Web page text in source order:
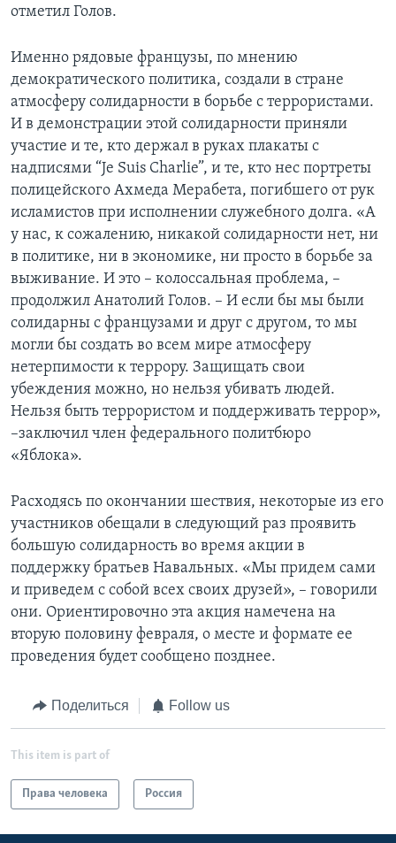
отметил Голов.
Именно рядовые французы, по мнению
демократического политика, создали в стране
атмосферу солидарности в борьбе с террористами.
И в демонстрации этой солидарности приняли
участие и те, кто держал в руках плакаты с
надписями “Je Suis Charlie”, и те, кто нес портреты
полицейского Ахмеда Мерабета, погибшего от рук
исламистов при исполнении служебного долга. «А
у нас, к сожалению, никакой солидарности нет, ни
в политике, ни в экономике, ни просто в борьбе за
выживание. И это – колоссальная проблема, –
продолжил Анатолий Голов. – И если бы мы были
солидарны с французами и друг с другом, то мы
могли бы создать во всем мире атмосферу
нетерпимости к террору. Защищать свои
убеждения можно, но нельзя убивать людей.
Нельзя быть террористом и поддерживать террор»,
–заключил член федерального политбюро
«Яблока».
Расходясь по окончании шествия, некоторые из его
участников обещали в следующий раз проявить
большую солидарность во время акции в
поддержку братьев Навальных. «Мы придем сами
и приведем с собой всех своих друзей», – говорили
они. Ориентировочно эта акция намечена на
вторую половину февраля, о месте и формате ее
проведения будет сообщено позднее.
Поделиться Follow us
This item is part of
Права человека Россия